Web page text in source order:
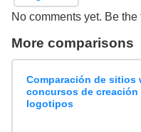
No comments yet. Be
More comparisons
Comparación de sitios
concursos de creación
logotipos